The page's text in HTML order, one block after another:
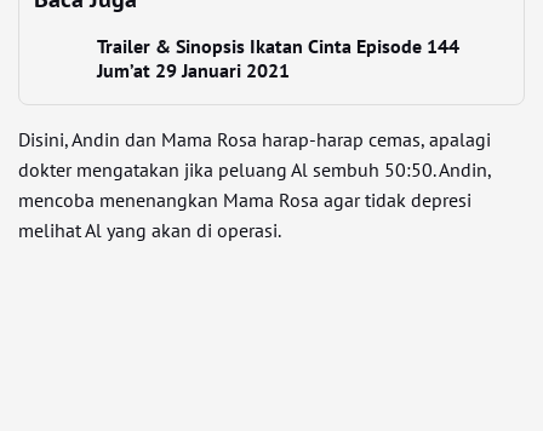
Trailer & Sinopsis Ikatan Cinta Episode 144
Jum’at 29 Januari 2021
Disini, Andin dan Mama Rosa harap-harap cemas, apalagi
dokter mengatakan jika peluang Al sembuh 50:50. Andin,
mencoba menenangkan Mama Rosa agar tidak depresi
melihat Al yang akan di operasi.